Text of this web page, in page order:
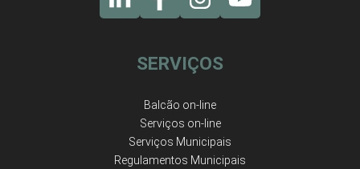
SERVIÇOS
Balcão on-line
Serviços on-line
Serviços Municipais
Regulamentos Municipais